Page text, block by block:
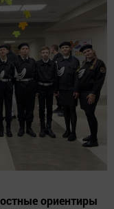
ориентиры